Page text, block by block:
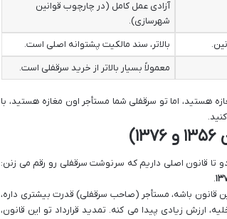
آزادی عمل کامل (در چارچوب قوانین
شهرسازی).
بالاتر، سند مالکیت پشتوانه اصلی است.
معمولاً بسیار بالاتر از خرید سرقفلی است.
اما تو سرقفلی شما مستأجر اون مغازه هستید، با
تا قانون اصلی داریم که سرنوشت سرقفلی رو رقم می زنن:
.
این قانون باشه، مستأجر (صاحب سرقفلی) قدرت بیشتری داره،
زیادی پیدا می کنه. تمدید قرارداد تو این قانون،